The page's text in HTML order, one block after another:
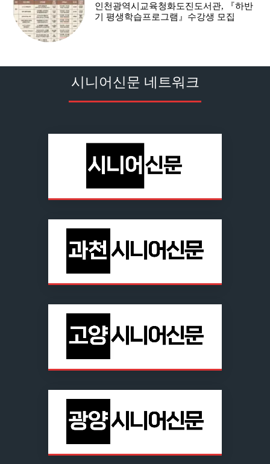
인천광역시교육청화도진도서관, 『하반
기 평생학습프로그램』수강생 모집
시니어신문 네트워크